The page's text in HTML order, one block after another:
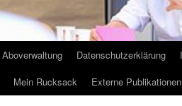
Aboverwaltung Datenschutzerklärung
Mein Rucksack Externe Publikationen